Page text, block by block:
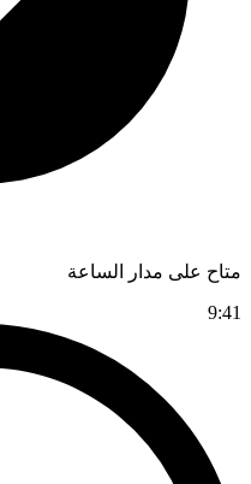
متاح على مدار الساعة
9:41